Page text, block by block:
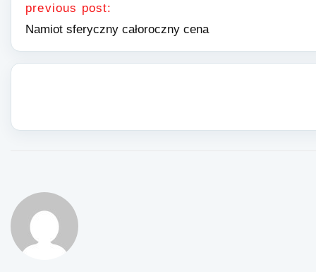
previous post:
Namiot sferyczny całoroczny cena